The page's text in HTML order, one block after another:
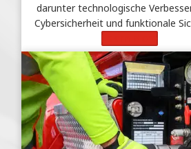
darunter technologische
Cybersicherheit und funktionale